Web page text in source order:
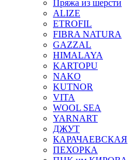
Пряжа из шерсти
ALIZE
ETROFIL
FIBRA NATURA
GAZZAL
HIMALAYA
KARTOPU
NAKO
KUTNOR
VITA
WOOL SEA
YARNART
ДЖУТ
КАРАЧАЕВСКАЯ
ПЕХОРКА